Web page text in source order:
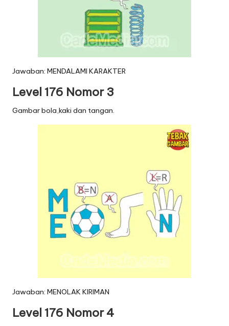
Jawaban: MENDALAMI KARAKTER
Level 176 Nomor 3
Gambar bola,kaki dan tangan.
Jawaban: MENOLAK KIRIMAN
Level 176 Nomor 4